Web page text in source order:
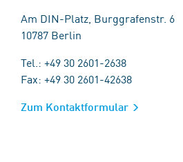
Am DIN-Platz, Burggrafenstr. 6
10787 Berlin
Tel.: +49 30 2601-2638
Fax: +49 30 2601-42638
Zum Kontaktformular